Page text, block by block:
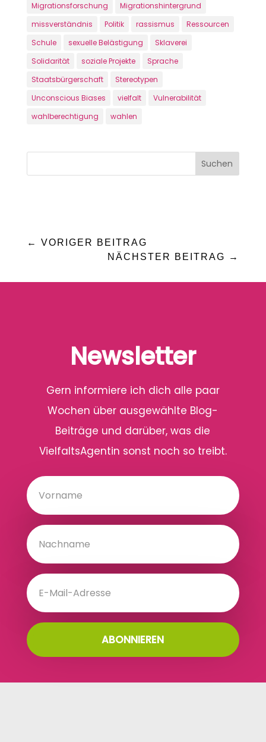
Migrationsforschung
Migrationshintergrund
missverständnis
Politik rassismus
Ressourcen
Schule
sexuelle Belästigung
Sklaverei
Solidarität
soziale Projekte
Sprache
Staatsbürgerschaft
Stereotypen
Unconscious Biases
vielfalt
Vulnerabilität
wahlberechtigung
wahlen
← VORIGER BEITRAG
NÄCHSTER BEITRAG
→
Newsletter
Gern informiere ich dich alle paar
Wochen über ausgewählte Blog-
Beiträge und darüber, was die
VielfaltsAgentin sonst noch so treibt.
ABONNIEREN